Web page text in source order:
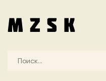
Узбекские песни